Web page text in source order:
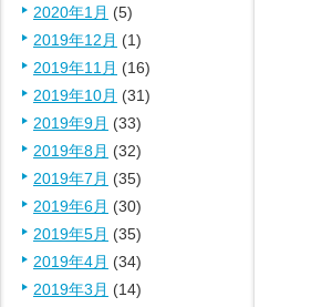
2020年1月 (5)
2019年12月 (1)
2019年11月 (16)
2019年10月 (31)
2019年9月 (33)
2019年8月 (32)
2019年7月 (35)
2019年6月 (30)
2019年5月 (35)
2019年4月 (34)
2019年3月 (14)